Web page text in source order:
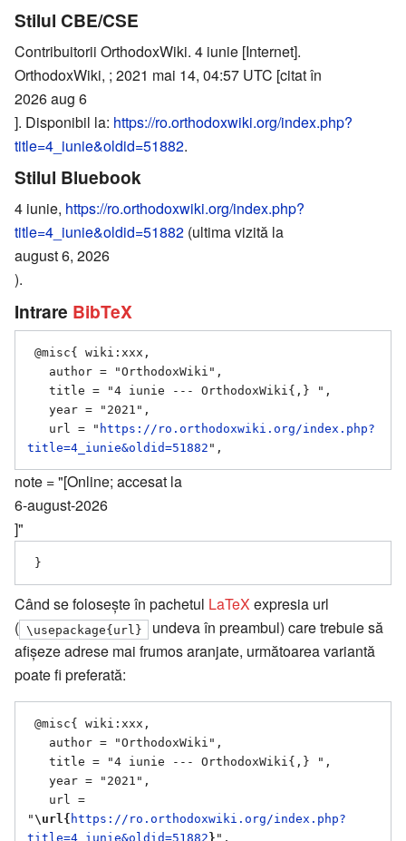
Stilul CBE/CSE
Contribuitorii OrthodoxWiki. 4 iunie [Internet].
OrthodoxWiki, ; 2021 mai 14, 04:57 UTC [citat în
2026 aug 6
]. Disponibil la: https://ro.orthodoxwiki.org/index.php?
title=4_iunie&oldid=51882.
Stilul Bluebook
4 iunie, https://ro.orthodoxwiki.org/index.php?
title=4_iunie&oldid=51882 (ultima vizită la
august 6, 2026
).
Intrare BibTeX
   url = "
https://ro.orthodoxwiki.org/index.php?
title=4_iunie&oldid=51882
note = "[Online; accesat la
6-august-2026
]"
Când se folosește în pachetul LaTeX expresia url
( \usepackage{url}
undeva în preambul) care trebuie să
afișeze adrese mai frumos aranjate, următoarea variantă
poate fi preferată:
" \url{ https://ro.orthodoxwiki.org/index.php?
title=4_iunie&oldid=51882 }